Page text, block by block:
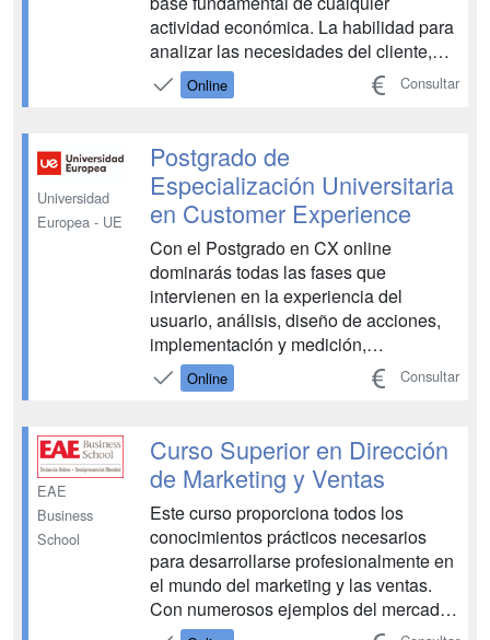
actividad económica. La habilidad para
analizar las necesidades del cliente,
diseñar modelos de negocio eficaces
que impulsen las ventas y generen
gestionados por profesionales con
sólidas capacidades comerciales...
Online Consultar
Universidad
Europea - UE
Postgrado de
Especialización Universitaria
en Customer Experience
Con el Postgrado en CX online
dominarás todas las fases que
intervienen en la experiencia del
usuario, análisis, diseño de acciones,
implementación y medición,
aprendiendo a desarrollar estrategias
para la gestión integral de todas ellas.
de captación y fidelización de clientes,
para generar una ventaja com...
Online Consultar
EAE
Business
School
Curso Superior en Dirección
de Marketing y Ventas
Este curso proporciona todos los
conocimientos prácticos necesarios
para desarrollarse profesionalmente en
el mundo del marketing y las ventas.
Con numerosos ejemplos del mercado
español, y especialmente, de pequeñas